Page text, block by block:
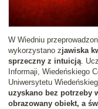
W Wiedniu
wykorzystano zjawiska
sprzeczny z intuicją.
Informaji, Wiedeńskiego
Uniwersytetu
uzyskano bez potrzeby
obrazowany obiekt, a